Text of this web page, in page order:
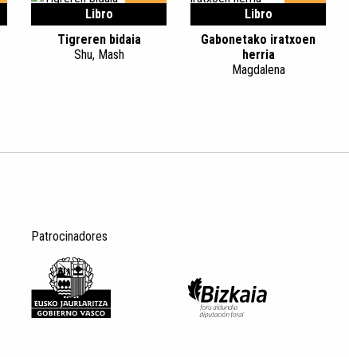
Libro
Tigreren bidaia
Shu, Mash
Libro
Gabonetako iratxoen
herria
Magdalena
Patrocinadores